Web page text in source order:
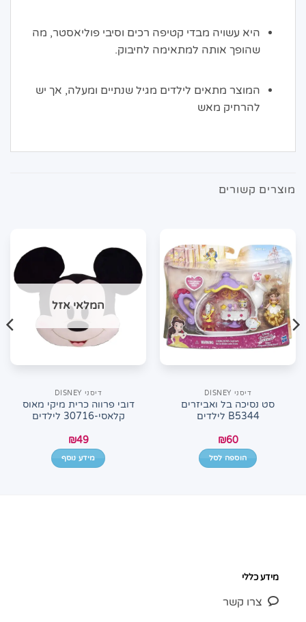
היא עשויה מבדי קטיפה רכים וסיבי פוליאסטר, מה
שהופך אותה למתאימה לחיבוק.
המוצר מתאים לילדים מגיל שנתיים ומעלה, אך יש
להרחיק מאש
מוצרים קשורים
דיסני DISNEY
סט נסיכה בל ואביזרים
B5344 לילדים
₪60
הוספה לסל
המלאי אזל
דיסני DISNEY
דובי פרווה כרית מיקי מאוס
קלאסי-30716 לילדים
₪49
מידע נוסף
מידע כללי
צרו קשר